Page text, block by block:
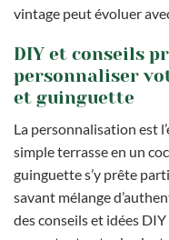
vintage peut évoluer
DIY et conseils
personnaliser
et guinguette
La personnalisation est
simple terrasse en un
guinguette s’y prête
savant mélange
des conseils et idées